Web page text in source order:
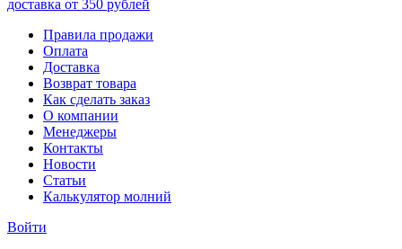
доставка от 350 рублей
Правила продажи
Оплата
Доставка
Возврат товара
Как сделать заказ
О компании
Менеджеры
Контакты
Новости
Статьи
Калькулятор молний
Войти